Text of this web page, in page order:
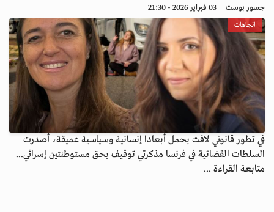
جسور بوست 03 فبراير 2026 - 21:30
اتجاهات
في تطور قانوني لافت يحمل أبعادا إنسانية وسياسية عميقة، أصدرت
السلطات القضائية في فرنسا مذكرتي توقيف بحق مستوطنتين إسرائي...
متابعة القراءة ...